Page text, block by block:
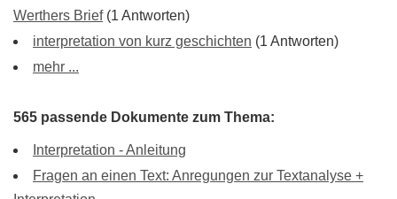
Werthers Brief(1 Antworten)
interpretation von kurz geschichten (1 Antworten)
mehr ...
565 passende Dokumente zum Thema:
Interpretation - Anleitung
Fragen an einen Text: Anregungen zur Textanalyse +